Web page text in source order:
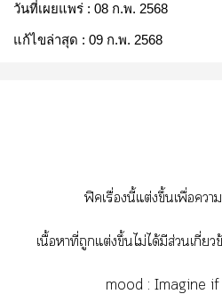
วันที่เผยแพร่ : 08 ก.พ. 2568
แก้ไขล่าสุด : 09 ก.พ. 2568
ฟิื่​ี้​ต่​ึ้​ื่
ื้​​ี่​​ต่​ึ้​ไม่​ได้​​ส่​ี่​
mood​: